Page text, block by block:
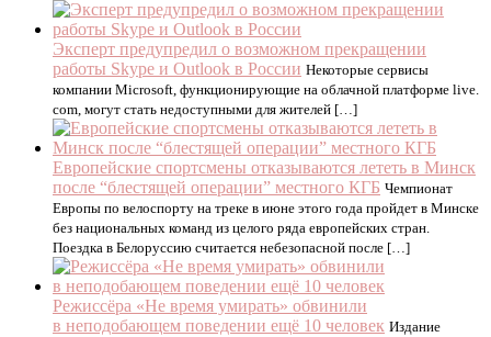
Эксперт предупредил о возможном прекращении
работы Skype и Outlook в России Некоторые сервисы
компании Microsoft, функционирующие на облачной платформе live.
com, могут стать недоступными для жителей […]
Европейские спортсмены отказываются лететь в Минск
после “блестящей операции” местного КГБ Чемпионат
Европы по велоспорту на треке в июне этого года пройдет в Минске
без национальных команд из целого ряда европейских стран.
Поездка в Белоруссию считается небезопасной после […]
Режиссёра «Не время умирать» обвинили
в неподобающем поведении ещё 10 человек Издание